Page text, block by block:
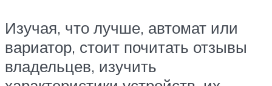
Изучая, что лучше, автомат или
вариатор, стоит почитать отзывы
владельцев, изучить